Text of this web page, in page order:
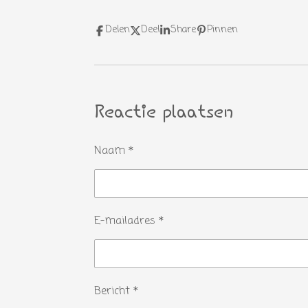
Delen Deel Share Pinnen
Reactie plaatsen
Naam *
E-mailadres *
Bericht *